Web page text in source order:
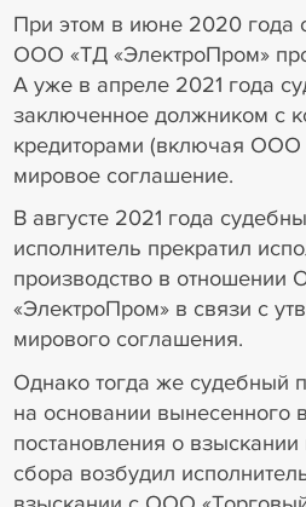
При этом в июне 2020 года
ООО «ТД «ЭлектроПром»
А уже в апреле 2021 года
заключенное должником с
кредиторами (включая ООО
мировое соглашение.
В августе 2021 года
исполнитель прекратил
производство в
«ЭлектроПром» в связи с
мирового соглашения.
Однако тогда же судебный
на основании вынесенного
постановления о взыскании
сбора возбудил